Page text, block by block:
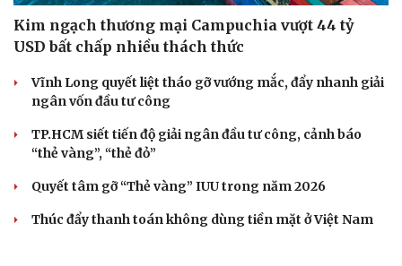
Kim ngạch thương mại Campuchia vượt 44 tỷ
USD bất chấp nhiều thách thức
Vĩnh Long quyết liệt tháo gỡ vướng mắc, đẩy nhanh giải
ngân vốn đầu tư công
TP.HCM siết tiến độ giải ngân đầu tư công, cảnh báo
“thẻ vàng”, “thẻ đỏ”
Quyết tâm gỡ “Thẻ vàng” IUU trong năm 2026
Thúc đẩy thanh toán không dùng tiền mặt ở Việt Nam